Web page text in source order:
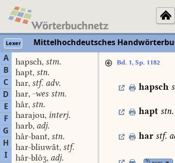
Lexer Mittelhochdeutsches
A
B
C
D
E
F
G
H
I
hapsch, stm.
hapt, stn.
har, stf. adv.
har, -wes stm.
hâr, stn.
harajou, interj.
harb, adj.
hâr-bant, stn.
har-bliuwât, stf.
hâr-blôʒ, adj.
Bd. 1, Sp. 1182
hapsch
hapt stn.
har stf.
N